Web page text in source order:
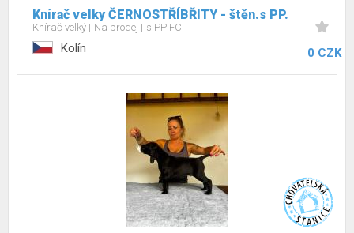
Knírač velky ČERNOSTŘÍBŘITY - štěn.s PP.
Knírač velký Na prodej s PP FCI
Kolín 0 CZK